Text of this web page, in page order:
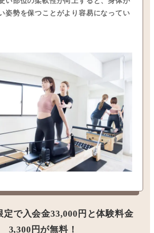
姿勢を保つことがより容易になってい
で入会金33,000円と体験料金
3,300円が無料！